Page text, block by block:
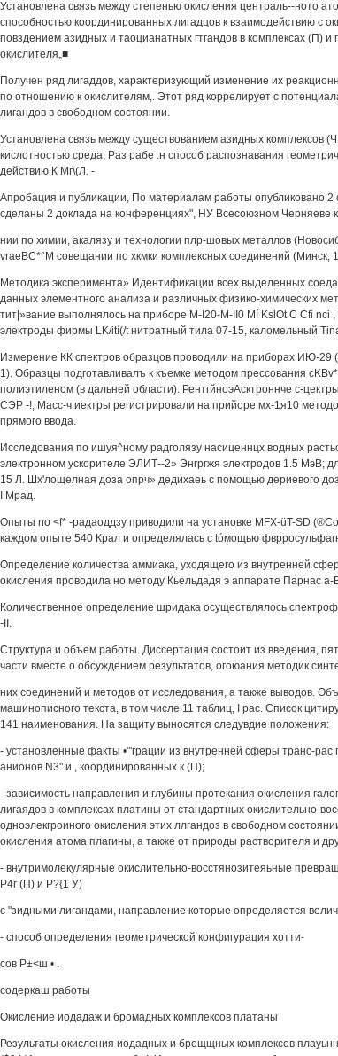
Установлена связь между степенью окисления централь--ното
способностью координированных лигадцов к взаимодействию с
повздением азидных и таоцианатных гтгандов в комплексах (П) и
окислителя„■
Получен ряд лигаддов, характеризующий изменение их
по отношению к окислителям,. Этот ряд коррелирует с
лигандов в свободном состоянии.
Установлена связь между существованием азидных комплексов
кислотностью среда, Раз рабе .н способ распознавания
действию К Мг\(Л. -
Апробация и публикации, По материалам работы опубликовано
сделаны 2 доклада на конференциях", НУ Всесоюзном Черняеве
нии по химии, акалязу и технологии плр-шовых металлов
vraeBC*°M совещании по хкмки комплексных соединений (Минск,
Методика эксперимента» Идентификации всех выделенных
данных элементного анализа и различных физико-химических
тит|»вание выполнялось на приборе M-I20-M-II0 Mí KslOt С Cfi nci
электроды фирмы LK/ití(/t нитратный тила 07-15, каломельный
Измерение КК спектров образцов проводили на приборах ИЮ-
1). Образцы подготавливалъ к къемке методом прессования
полиэтиленом (в дальней области). РентгйноэАсктроннче с-
СЭР -!, Масс-ч.иектры регистрировали на прийоре мх-1я10
прямого ввода.
Исследования по ишуя^ному радголязу насиценнцх водных
электронном ускорителе ЭЛИТ--2» Энгргжя электродов 1.5 МэВ;
15 Л. Шх'лощелная доза опрч» дедихаеь с помощью дериевого
I Мрад.
Опыты no <f* -радаоддзу приводили на установке MFX-üT-SD
каждом опыте 540 Крал и определялась с tóмощью
Определение количества аммиака, уходящего из внутренней
окисления проводила но методу Кьельдадя э аппарате Парнас а-
Количественное определение шридака осуществлялось
-II.
Структура и объем работы. Диссертация состоит из введения,
части вместе о обсуждением результатов, огоюания методик
них соединений и методов от исследования, а также выводов.
машинописного текста, в том числе 11 таблиц, I рас. Список
141 наименования. На защиту выносятся следувдие положения:
- установленные факты •"'грации из внутренней сферы транс-
анионов N3" и , координированных к (П);
- зависимость направления и глубины протекания окисления
лигаядов в комплексах платины от стандартных окислительно-
одноэлекгроиного окисления этих ллгандоз в свободном
окисления атома плагины, а также от природы растворителя и
- внутримолекулярные окислительно-восстянозитеяьные
Р4г (П) и Р?{1 У)
с "зидными лигандами, направление которые определяется
- способ определения геометрической конфигурация хотти-
сов Р±<ш • .
содеркаш работы
Окисление иодадаж и бромадных комплексов платаны
Результаты окисления иодадных и брощщных комплексов